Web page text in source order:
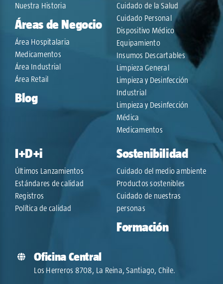
Nuestra Historia
Áreas de Negocio
Área Hospitalaria
Medicamentos
Área Industrial
Área Retail
Blog
Cuidado de la Salud
Cuidado Personal
Dispositivo Médico
Equipamiento
Insumos Descartables
Limpieza General
Limpieza y Desinfección
Industrial
Limpieza y Desinfección
Médica
Medicamentos
I+D+i
Últimos Lanzamientos
Estándares de calidad
Registros
Política de calidad
Sostenibilidad
Cuidado del medio ambiente
Productos sostenibles
Cuidado de nuestras
personas
Formación
Oficina Central
Los Herreros 8708, La Reina, Santiago, Chile.